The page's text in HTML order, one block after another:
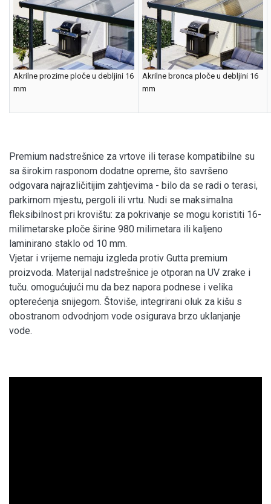
Akrilne prozirne ploče u debljini 16
mm
Akrilne bronca ploče u debljini 16
mm
Premium nadstrešnice za vrtove ili terase kompatibilne su
sa širokim rasponom dodatne opreme, što savršeno
odgovara najrazličitijim zahtjevima - bilo da se radi o terasi,
parkirnom mjestu, pergoli ili vrtu. Nudi se maksimalna
fleksibilnost pri krovištu: za pokrivanje se mogu koristiti 16-
milimetarske ploče širine 980 milimetara ili kaljeno
laminirano staklo od 10 mm.
Vjetar i vrijeme nemaju izgleda protiv Gutta premium
proizvoda. Materijal nadstrešnice je otporan na UV zrake i
tuču. omogućujući mu da bez napora podnese i velika
opterećenja snijegom. Štoviše, integrirani oluk za kišu s
obostranom odvodnjom vode osigurava brzo uklanjanje
vode.